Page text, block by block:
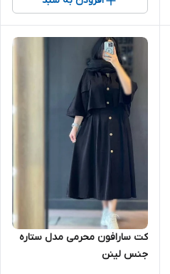
کت سارافون محرمی مدل ستاره
جنس لینن